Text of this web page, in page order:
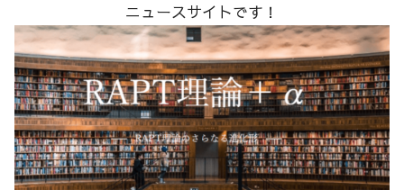
ニュースサイトです！